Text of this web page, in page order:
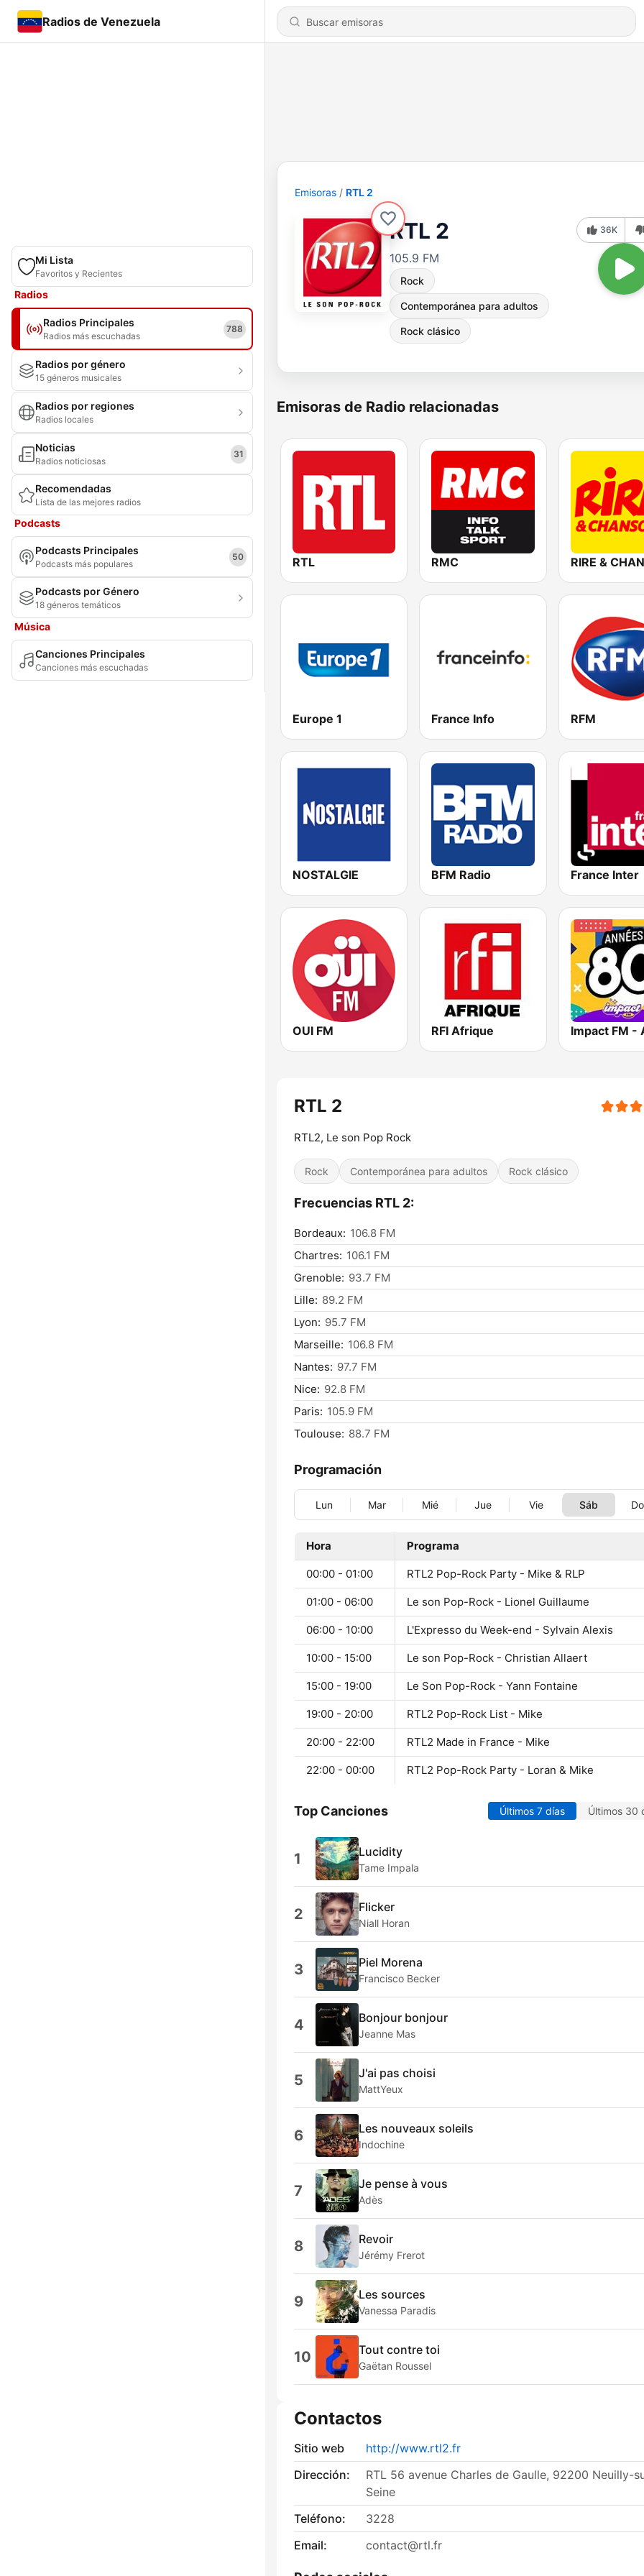
Radios de Venezuela
Mi Lista
Favoritos y Recientes
Radios
Radios Principales
Radios más escuchadas
788
Radios por género
15 géneros musicales
Radios por regiones
Radios locales
Noticias
Radios noticiosas
31
Recomendadas
Lista de las mejores radios
Podcasts
Podcasts Principales
Podcasts más populares
50
Podcasts por Género
18 géneros temáticos
Música
Canciones Principales
Canciones más escuchadas
Emisoras RTL 2
RTL 2
105.9 FM
Rock
Contemporánea para adultos
Rock clásico
36K
Emisoras de Radio relacionadas
RTL RMC
Europe 1 France Info RFM
NOSTALGIE BFM Radio France Inter
OUI FM RFI Afrique
RTL 2
RTL2, Le son Pop Rock
Rock Contemporánea para adultos Rock clásico
Frecuencias RTL 2:
Bordeaux: 106.8 FM
Chartres: 106.1 FM
Grenoble: 93.7 FM
Lille: 89.2 FM
Lyon: 95.7 FM
Marseille: 106.8 FM
Nantes: 97.7 FM
Nice: 92.8 FM
Paris: 105.9 FM
Toulouse: 88.7 FM
Programación
Lun Mar Mié Jue Vie Sáb
Hora Programa
00:00 - 01:00 RTL2 Pop-Rock Party - Mike & RLP
01:00 - 06:00 Le son Pop-Rock - Lionel Guillaume
06:00 - 10:00 L'Expresso du Week-end - Sylvain Alexis
10:00 - 15:00 Le son Pop-Rock - Christian Allaert
15:00 - 19:00 Le Son Pop-Rock - Yann Fontaine
19:00 - 20:00 RTL2 Pop-Rock List - Mike
20:00 - 22:00 RTL2 Made in France - Mike
22:00 - 00:00 RTL2 Pop-Rock Party - Loran & Mike
Top Canciones Últimos 7 días Últimos 30
1 Lucidity
Tame Impala
2 Flicker
Niall Horan
3 Piel Morena
Francisco Becker
4 Bonjour bonjour
Jeanne Mas
5 J'ai pas choisi
MattYeux
6 Les nouveaux soleils
Indochine
7 Je pense à vous
Adès
8 Revoir
Jérémy Frerot
9 Les sources
Vanessa Paradis
10 Tout contre toi
Gaëtan Roussel
Contactos
Sitio web
http://www.rtl2.fr
Dirección:
RTL 56 avenue Charles de Gaulle, 92200 Neuilly-
Seine
Teléfono:
3228
Email:
contact@rtl.fr